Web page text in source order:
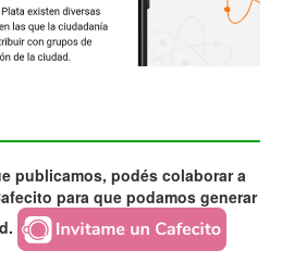
publicamos, podés colaborar a
para que podamos generar